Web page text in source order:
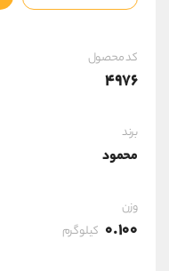
معطر
کد محصول
4976
برند
محمود
وزن
0.100 کیلوگرم